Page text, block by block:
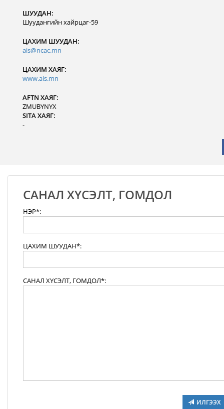
ШУУДАН:
Шуудангийн хайрцаг-59
ЦАХИМ ШУУДАН:
ais@ncac.mn
ЦАХИМ ХАЯГ:
www.ais.mn
AFTN ХАЯГ:
ZMUBYNYX
SITA ХАЯГ:
-
САНАЛ ХҮСЭЛТ, ГОМДОЛ
НЭР*:
ЦАХИМ ШУУДАН*:
САНАЛ ХҮСЭЛТ, ГОМДОЛ*:
ИЛГЭЭХ